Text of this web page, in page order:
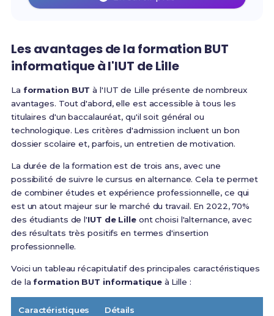
Les avantages de la formation BUT
informatique à l'IUT de Lille
La formation BUT à l'IUT de Lille présente de nombreux
avantages. Tout d'abord, elle est accessible à tous les
titulaires d'un baccalauréat, qu'il soit général ou
technologique. Les critères d'admission incluent un bon
dossier scolaire et, parfois, un entretien de motivation.
La durée de la formation est de trois ans, avec une
possibilité de suivre le cursus en alternance. Cela te permet
de combiner études et expérience professionnelle, ce qui
est un atout majeur sur le marché du travail. En 2022, 70%
des étudiants de l'IUT de Lilleont choisi l'alternance, avec
des résultats très positifs en termes d'insertion
professionnelle.
Voici un tableau récapitulatif des principales caractéristiques
de laformation BUT informatiqueà Lille :
Caractéristiques Détails